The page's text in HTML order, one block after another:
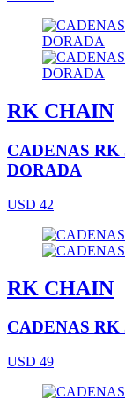
RK CHAIN
CADENAS RK
DORADA
USD 42
RK CHAIN
CADENAS RK
USD 49